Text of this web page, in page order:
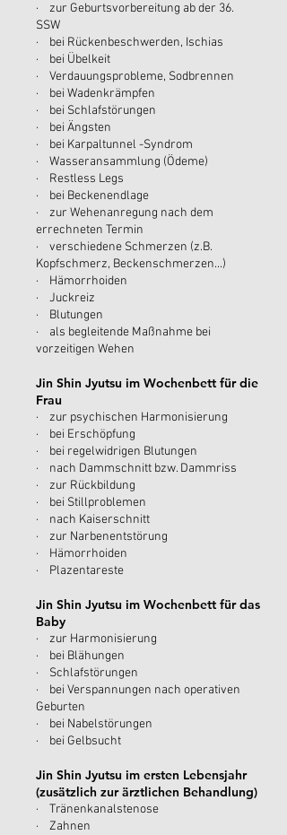
· zur Geburtsvorbereitung ab der 36.
SSW
· bei Rückenbeschwerden, Ischias
· bei Übelkeit
· Verdauungsprobleme, Sodbrennen
· bei Wadenkrämpfen
· bei Schlafstörungen
· bei Ängsten
· bei Karpaltunnel -Syndrom
· Wasseransammlung (Ödeme)
· Restless Legs
· bei Beckenendlage
· zur Wehenanregung nach dem
errechneten Termin
· verschiedene Schmerzen (z.B.
Kopfschmerz, Beckenschmerzen...)
· Hämorrhoiden
· Juckreiz
· Blutungen
· als begleitende Maßnahme bei
vorzeitigen Wehen
Jin Shin Jyutsu im Wochenbett für die
Frau
· zur psychischen Harmonisierung
· bei Erschöpfung
· bei regelwidrigen Blutungen
· nach Dammschnitt bzw. Dammriss
· zur Rückbildung
· bei Stillproblemen
· nach Kaiserschnitt
· zur Narbenentstörung
· Hämorrhoiden
· Plazentareste
Jin Shin Jyutsu im Wochenbett für das
Baby
· zur Harmonisierung
· bei Blähungen
· Schlafstörungen
· bei Verspannungen nach operativen
Geburten
· bei Nabelstörungen
· bei Gelbsucht​
Jin Shin Jyutsu im ersten Lebensjahr
(zusätzlich zur ärztlichen Behandlung)
· Tränenkanalstenose
· Zahnen